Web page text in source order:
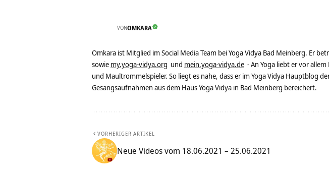
VONOMKARA
Omkara ist Mitglied im Social Media Team bei Yoga Vidya Bad Meinberg. Er
sowie my.yoga-vidya.org und mein.yoga-vidya.de - An Yoga liebt er vor
und Maultrommelspieler. So liegt es nahe, dass er im Yoga Vidya
Gesangsaufnahmen aus dem Haus Yoga Vidya in Bad Meinberg bereichert.
VORHERIGER ARTIKEL
Neue Videos vom 18.06.2021 – 25.06.2021